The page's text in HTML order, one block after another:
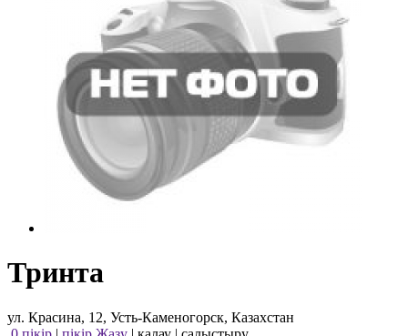
Тринта
ул. Красина, 12, Усть-Каменогорск, Казахстан